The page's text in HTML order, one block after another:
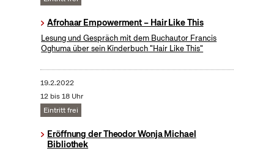
Afrohaar Empowerment – Hair Like This
Lesung und Gespräch mit dem Buchautor Francis
Oghuma über sein Kinderbuch "Hair Like This"
19.2.2022
12 bis 18 Uhr
Eintritt frei
Eröffnung der Theodor Wonja Michael
Bibliothek